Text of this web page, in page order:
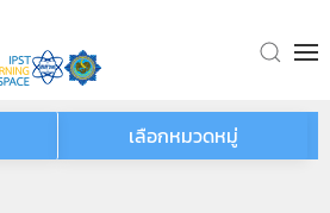
เลือกหมวดหมู่